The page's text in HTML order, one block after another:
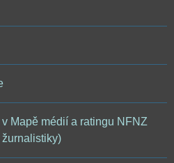
Mapě médií a ratingu NFNZ